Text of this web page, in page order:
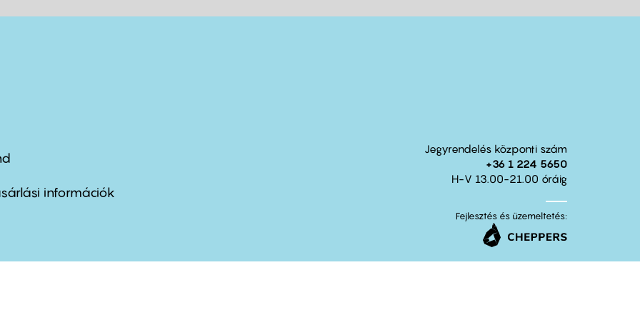
információk
Jegyrendelés központi szám
+36 1 224 5650
H-V 13.00-21.00 óráig
Fejlesztés és üzemeltetés: